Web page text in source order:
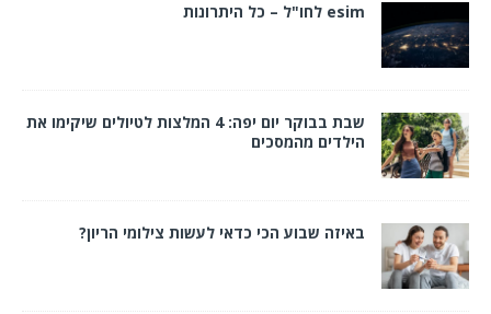
esim לחו"ל – כל היתרונות
שבת בבוקר יום יפה: 4 המלצות לטיולים שיקימו את
הילדים מהמסכים
באיזה שבוע הכי כדאי לעשות צילומי הריון?